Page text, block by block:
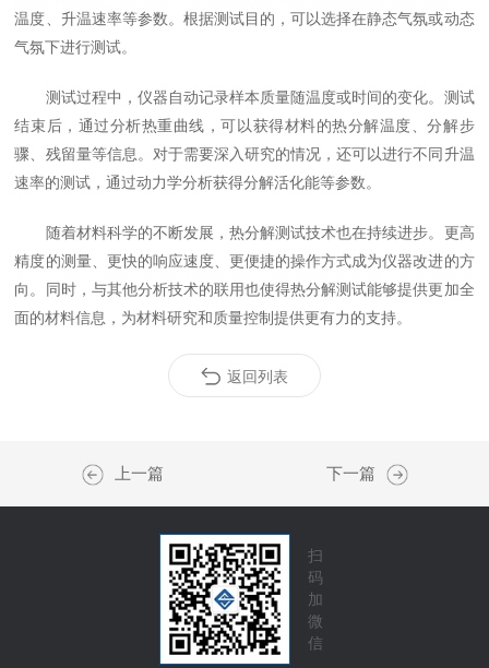
温度、升温速率等参数。根据测试目的，可以选择在静态气氛或动态
气氛下进行测试。
测试过程中，仪器自动记录样本质量随温度或时间的变化。测试
结束后，通过分析热重曲线，可以获得材料的热分解温度、分解步
骤、残留量等信息。对于需要深入研究的情况，还可以进行不同升温
速率的测试，通过动力学分析获得分解活化能等参数。
随着材料科学的不断发展，热分解测试技术也在持续进步。更高
精度的测量、更快的响应速度、更便捷的操作方式成为仪器改进的方
向。同时，与其他分析技术的联用也使得热分解测试能够提供更加全
面的材料信息，为材料研究和质量控制提供更有力的支持。
返回列表
上一篇 下一篇
扫
码
加
微
信